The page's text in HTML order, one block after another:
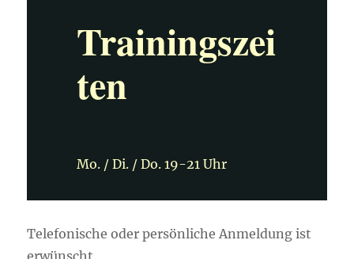
Trainingszei
ten
Mo. / Di. / Do. 19-21 Uhr
Telefonische oder persönliche Anmeldung ist
erwünscht.